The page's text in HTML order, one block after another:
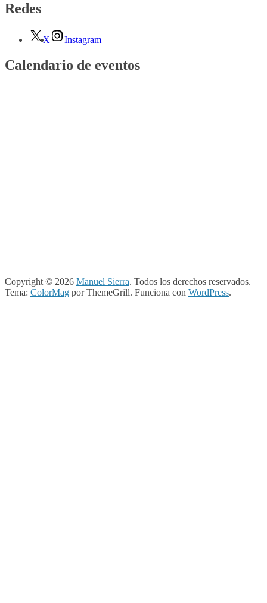
Redes
X Instagram
Calendario de eventos
Copyright © 2026 Manuel Sierra. Todos los derechos reservados.
Tema: ColorMag por ThemeGrill. Funciona con WordPress.